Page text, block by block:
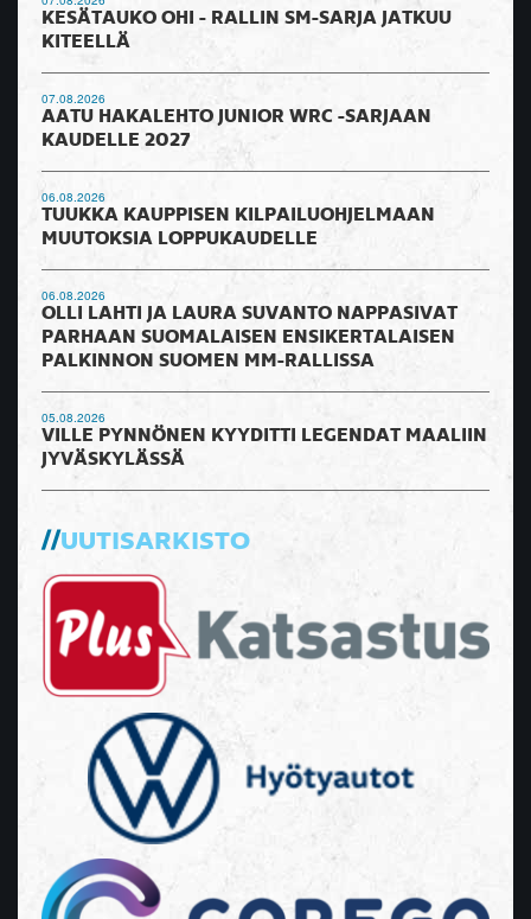
KESÄTAUKO OHI - RALLIN SM-SARJA JATKUU
KITEELLÄ
07.08.2026
AATU HAKALEHTO JUNIOR WRC -SARJAAN
KAUDELLE 2027
06.08.2026
TUUKKA KAUPPISEN KILPAILUOHJELMAAN
MUUTOKSIA LOPPUKAUDELLE
06.08.2026
OLLI LAHTI JA LAURA SUVANTO NAPPASIVAT
PARHAAN SUOMALAISEN ENSIKERTALAISEN
PALKINNON SUOMEN MM-RALLISSA
05.08.2026
VILLE PYNNÖNEN KYYDITTI LEGENDAT MAALIIN
JYVÄSKYLÄSSÄ
UUTISARKISTO